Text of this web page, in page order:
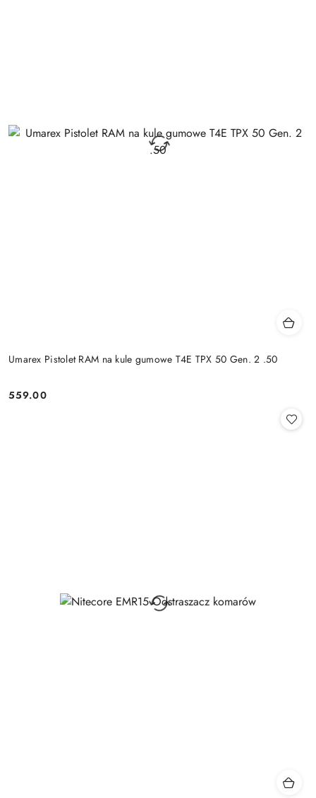
Umarex Pistolet RAM na kule gumowe T4E TPX 50 Gen. 2 .50
Cena:
559.00